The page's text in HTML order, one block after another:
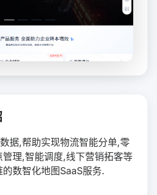
据,帮助实现物流智能分单,零
理,智能调度,线下营销拓客等
数智化地图SaaS服务.